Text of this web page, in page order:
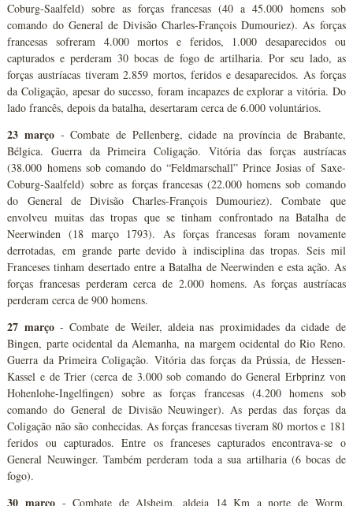
Coburg-Saalfeld) sobre as forças francesas (40 a 45.000 homens sob
comando do General de Divisão Charles-François Dumouriez). As forças
francesas sofreram 4.000 mortos e feridos, 1.000 desaparecidos ou
capturados e perderam 30 bocas de fogo de artilharia. Por seu lado, as
forças austríacas tiveram 2.859 mortos, feridos e desaparecidos. As forças
da Coligação, apesar do sucesso, foram incapazes de explorar a vitória. Do
lado francês, depois da batalha, desertaram cerca de 6.000 voluntários.
23 março - Combate de Pellenberg, cidade na província de Brabante,
Bélgica. Guerra da Primeira Coligação. Vitória das forças austríacas
(38.000 homens sob comando do “Feldmarschall” Prince Josias of Saxe-
Coburg-Saalfeld) sobre as forças francesas (22.000 homens sob comando
do General de Divisão Charles-François Dumouriez). Combate que
envolveu muitas das tropas que se tinham confrontado na Batalha de
Neerwinden (18 março 1793). As forças francesas foram novamente
derrotadas, em grande parte devido à indisciplina das tropas. Seis mil
Franceses tinham desertado entre a Batalha de Neerwinden e esta ação. As
forças francesas perderam cerca de 2.000 homens. As forças austríacas
perderam cerca de 900 homens.
27 março- Combate de Weiler, aldeia nas proximidades da cidade de
Bingen, parte ocidental da Alemanha, na margem ocidental do Rio Reno.
Guerra da Primeira Coligação. Vitória das forças da Prússia, de Hessen-
Kassel e de Trier (cerca de 3.000 sob comando do General Erbprinz von
Hohenlohe-Ingelfingen) sobre as forças francesas (4.200 homens sob
comando do General de Divisão Neuwinger). As perdas das forças da
Coligação não são conhecidas. As forças francesas tiveram 80 mortos e 181
feridos ou capturados. Entre os franceses capturados encontrava-se o
General Neuwinger. Também perderam toda a sua artilharia (6 bocas de
fogo).
30 março - Combate de Alsheim, aldeia 14 Km a norte de Worm,